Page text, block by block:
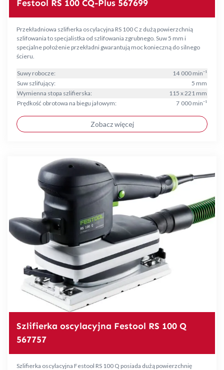
Festool RS 100 CQ-Plus 567699
Przekładniowa szlifierka oscylacyjna RS 100 C z dużą powierzchnią
szlifowania to specjalistka od szlifowania zgrubnego. Suw 5 mm i
specjalne położenie przekładni gwarantują moc konieczną do silnego
ścieru.
Suwy robocze:
14 000 min⁻¹
Suw szlifujący:
5 mm
Wymienna stopa szlifierska:
115 x 221 mm
Prędkość obrotowa na biegu jałowym:
7 000 min⁻¹
Zobacz więcej
Szlifierka oscylacyjna Festool RS 100 Q
567757
Szlifierka oscylacyjna Festool RS 100 Q posiada dużą powierzchnię